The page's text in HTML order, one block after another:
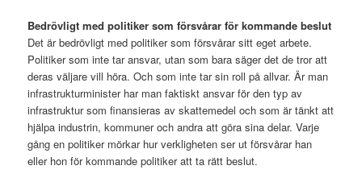
Bedrövligt med politiker som försvårar för kommande beslut
Det är bedrövligt med politiker som försvårar sitt eget arbete.
Politiker som inte tar ansvar, utan som bara säger det de tror att
deras väljare vill höra. Och som inte tar sin roll på allvar. Är man
infrastrukturminister har man faktiskt ansvar för den typ av
infrastruktur som finansieras av skattemedel och som är tänkt att
hjälpa industrin, kommuner och andra att göra sina delar. Varje
gång en politiker mörkar hur verkligheten ser ut försvårar han
eller hon för kommande politiker att ta rätt beslut.